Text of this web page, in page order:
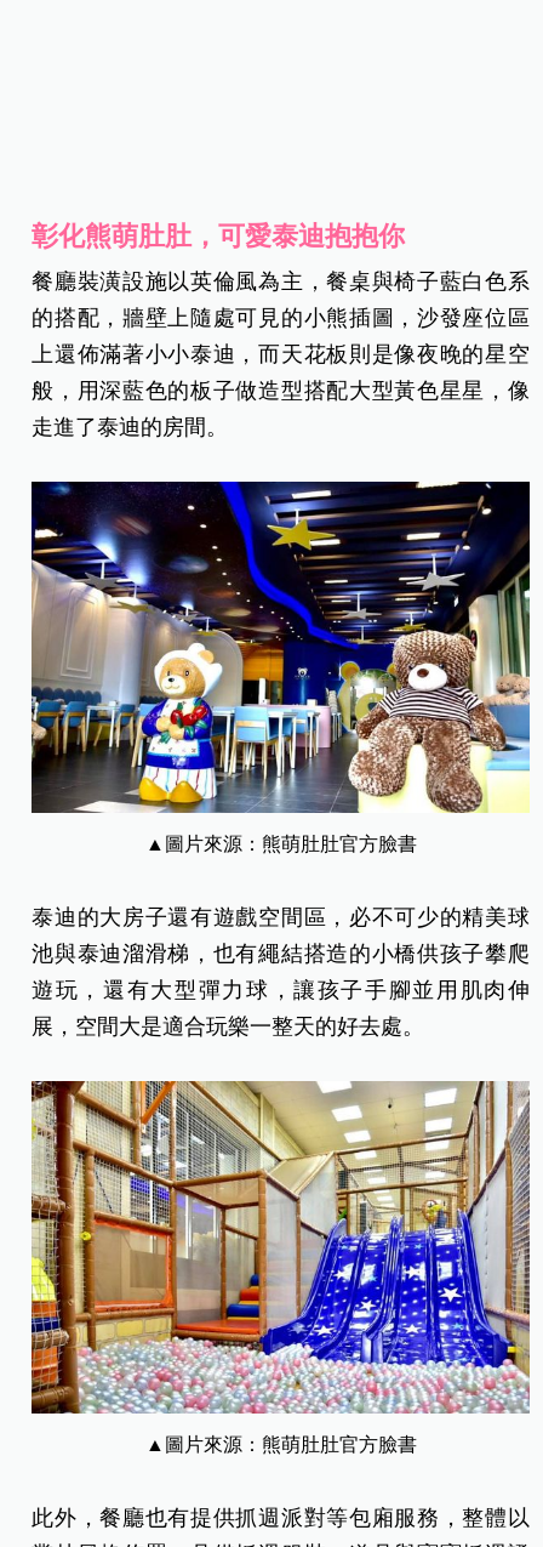
彰化熊萌肚肚，可愛泰迪抱抱你
餐廳裝潢設施以英倫風為主，餐桌與椅子藍白色系
的搭配，牆壁上隨處可見的小熊插圖，沙發座位區
上還佈滿著小小泰迪，而天花板則是像夜晚的星空
般，用深藍色的板子做造型搭配大型黃色星星，像
走進了泰迪的房間。
▲圖片來源：熊萌肚肚官方臉書
泰迪的大房子還有遊戲空間區，必不可少的精美球
池與泰迪溜滑梯，也有繩結搭造的小橋供孩子攀爬
遊玩，還有大型彈力球，讓孩子手腳並用肌肉伸
展，空間大是適合玩樂一整天的好去處。
▲圖片來源：熊萌肚肚官方臉書
此外，餐廳也有提供抓週派對等包廂服務，整體以